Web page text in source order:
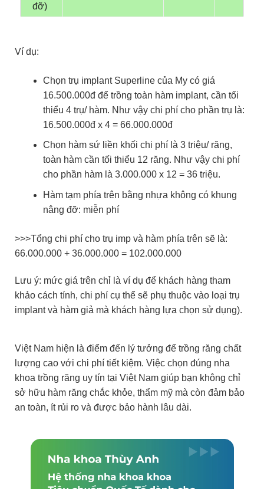
đỡ)
Ví dụ:
Chọn trụ implant Superline của My có giá
16.500.000đ để trồng toàn hàm implant, cần tối
thiểu 4 trụ/ hàm. Như vậy chi phí cho phần trụ là:
16.500.000đ x 4 = 66.000.000đ
Chọn hàm sứ liền khối chi phí là 3 triệu/ răng,
toàn hàm cần tối thiểu 12 răng. Như vậy chi phí
cho phần hàm là 3.000.000 x 12 = 36 triệu.
Hàm tạm phía trên bằng nhựa không có khung
nâng đỡ: miễn phí
>>>Tổng chi phí cho trụ imp và hàm phía trên sẽ là:
66.000.000 + 36.000.000 = 102.000.000
Lưu ý: mức giá trên chỉ là ví dụ để khách hàng tham
khảo cách tính, chi phí cụ thể sẽ phụ thuộc vào loại trụ
implant và hàm giả mà khách hàng lựa chọn sử dụng).
Việt Nam hiện là điểm đến lý tưởng để trồng răng chất
lượng cao với chi phí tiết kiệm. Việc chọn đúng nha
khoa trồng răng uy tín tại Việt Nam giúp bạn không chỉ
sở hữu hàm răng chắc khỏe, thẩm mỹ mà còn đảm bảo
an toàn, ít rủi ro và được bảo hành lâu dài.